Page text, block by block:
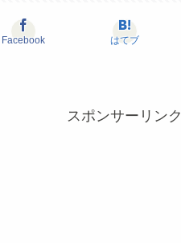
Facebook はてブ
スポンサーリンク